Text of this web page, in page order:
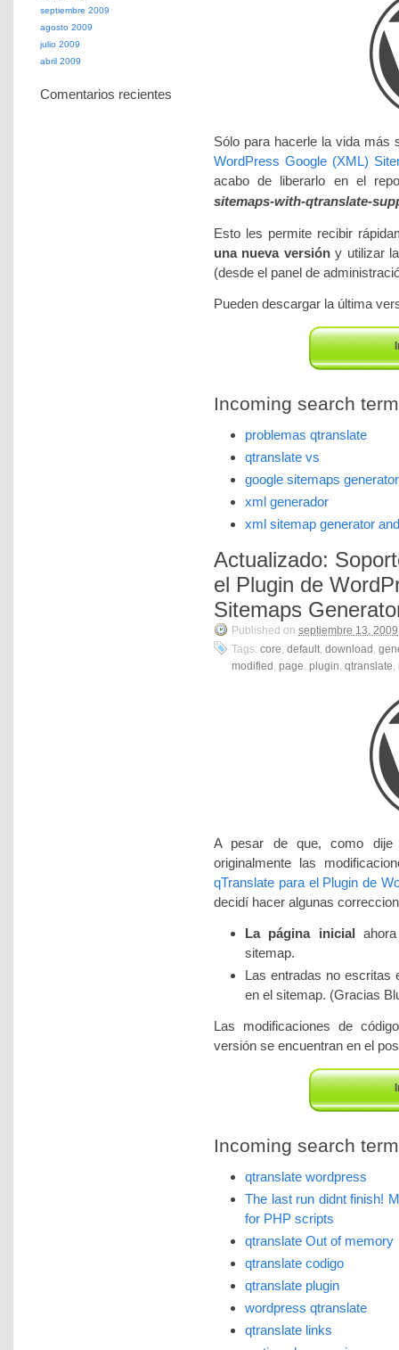
Sólo para hacerle la vida más
WordPress Google (XML)
acabo de liberarlo en el
sitemaps-with-qtranslate-
Esto les permite recibir
una nueva versióny utilizar
(desde el panel de
Pueden descargar la última
Incoming search
problemas qtranslate
qtranslate vs
google sitemaps
xml generador
xml sitemap generator
Actualizado:
el Plugin de
Sitemaps
Published on septiembre 13, 2009
Tags: core, default, download ,
modified , page, plugin, qtranslate,
A pesar de que, como
originalmente las
qTranslate para el Plugin de
decidí hacer algunas
La página inicial
sitemap.
Las entradas no escritas
en el sitemap. (Gracias
Las modificaciones de
versión se encuentran en el
Incoming search
qtranslate wordpress
The last run didnt finish!
for PHP scripts
qtranslate Out of memory
qtranslate codigo
qtranslate plugin
wordpress qtranslate
qtranslate links
septiembre 2009
agosto 2009
julio 2009
abril 2009
Comentarios recientes